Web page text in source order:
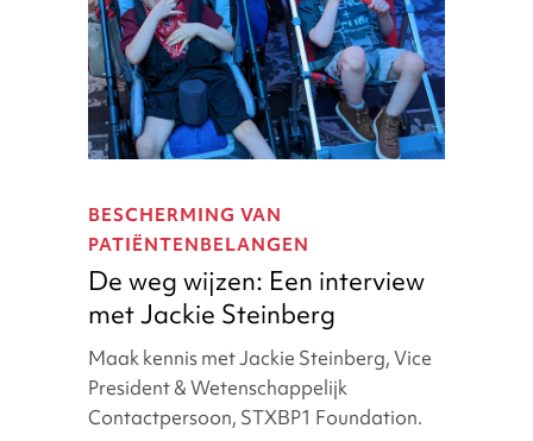
weg
wijzen:
Een
interview
met
Jackie
Steinberg
BESCHERMING VAN
PATIËNTENBELANGEN
De weg wijzen: Een interview
met Jackie Steinberg
Maak kennis met Jackie Steinberg, Vice
President & Wetenschappelijk
Contactpersoon, STXBP1 Foundation.